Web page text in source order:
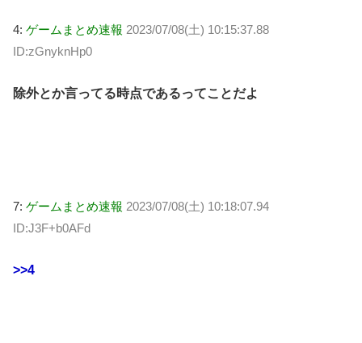
4: ゲームまとめ速報 2023/07/08(土) 10:15:37.88
ID:zGnyknHp0
除外とか言ってる時点であるってことだよ
7: ゲームまとめ速報 2023/07/08(土) 10:18:07.94
ID:J3F+b0AFd
>>4